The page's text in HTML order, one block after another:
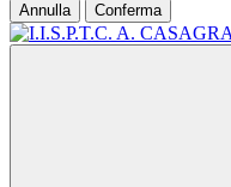
Annulla Conferma